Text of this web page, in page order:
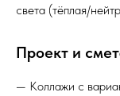
света (тёплая/
Проект и
— Коллажи с